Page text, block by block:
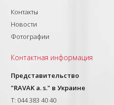
Контакты
Новости
Фотографии
Контактная информация
Представительство
"RAVAK a. s." в Украине
T: 044 383 40 40